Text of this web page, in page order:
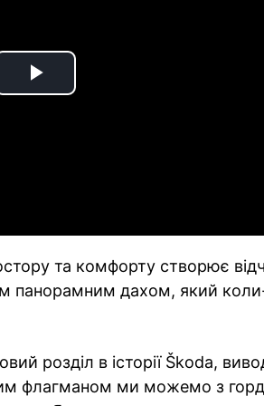
Play
та комфорту створює
панорамним дахом, який
розділ в історії Škoda,
флагманом ми можемо з